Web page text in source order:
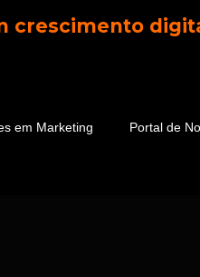
crescimento
em Marketing Portal de